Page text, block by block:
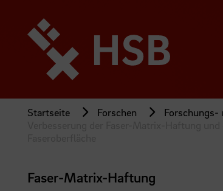
Seiteninhalt
springen
Startseite Forschen
Forschungs-
Faser-Matrix-Haftung